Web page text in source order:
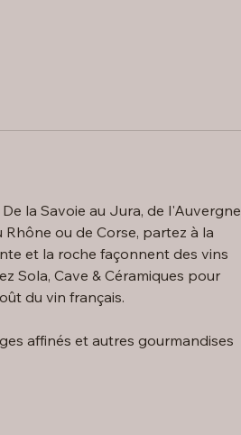
la Savoie au Jura, de l'Auvergne
ou de Corse, partez à la
et la roche façonnent des vins
Sola, Cave & Céramiques pour
du vin français.
affinés et autres gourmandises